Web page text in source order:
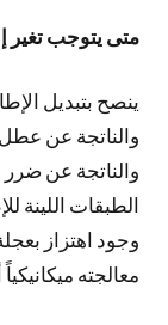
متى يتوجب تغير
ينصح بتبديل
والناتجة عن عطل
والناتجة عن
الطبقات اللينة
معالجته